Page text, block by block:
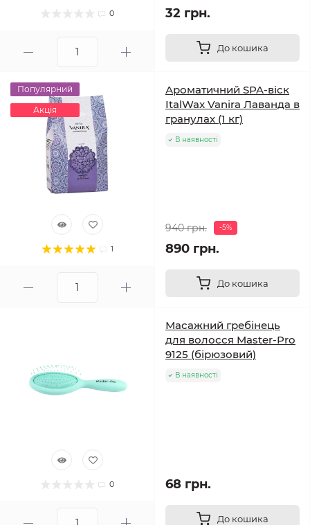
0 32 грн.
До кошика
Популярний
Акція
1
Ароматичний SPA-віск
ItalWax Vanira Лаванда в
гранулах (1 кг)
В наявності
940 грн. -5%
890 грн.
До кошика
0
Масажний гребінець
для волосся Master-Pro
9125 (бірюзовий)
В наявності
68 грн.
До кошика